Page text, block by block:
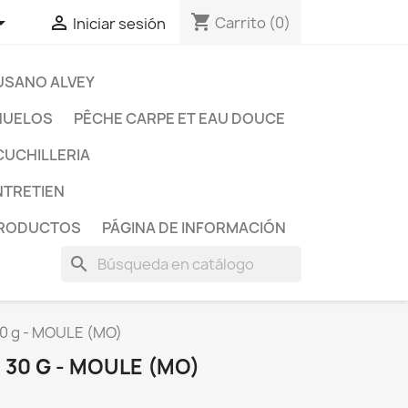
 Iniciar sesión shopping_cart Carrito (0)
ALVEY
PÊCHE CARPE ET EAU DOUCE
PÁGINA DE INFORMACIÓN
search
g - MOULE (MO)
30 G - MOULE (MO)